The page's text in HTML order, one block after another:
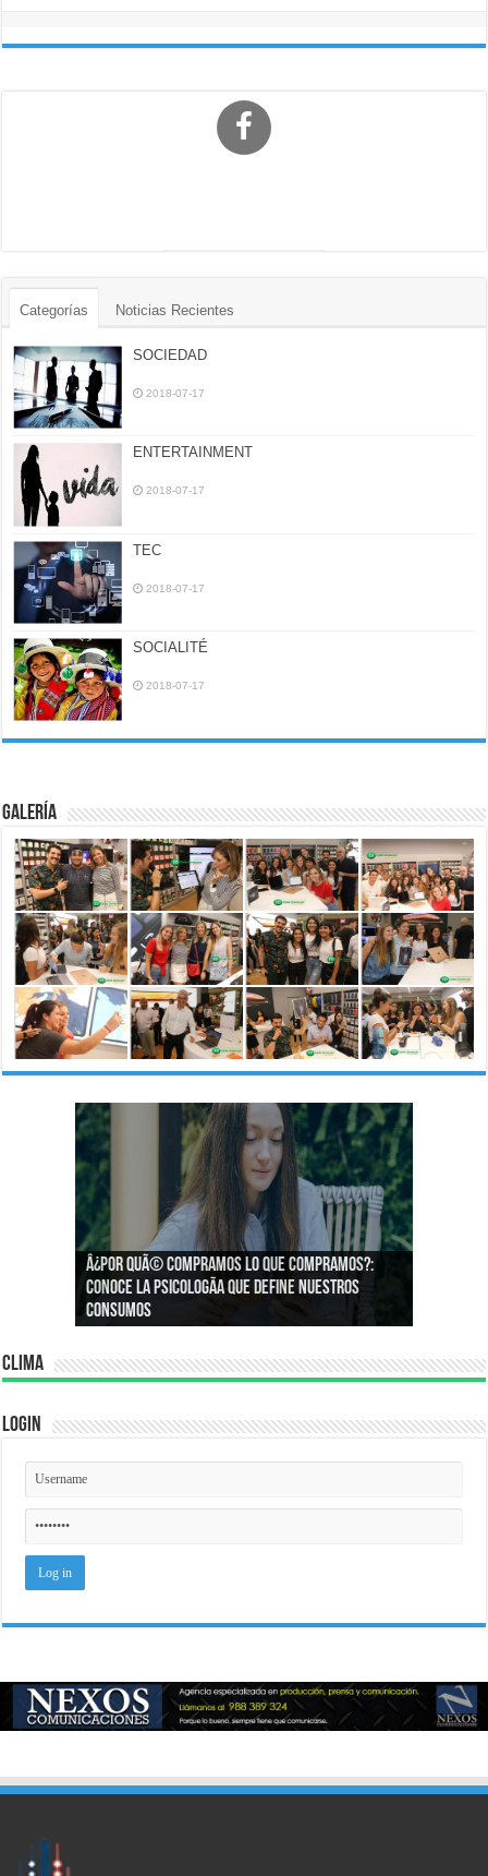
Categorías Noticias Recientes
SOCIEDAD
2018-07-17
ENTERTAINMENT
2018-07-17
TEC
2018-07-17
SOCIALITÉ
2018-07-17
Galería
Â¿CÃ³mo podemos asegurar un espacio de
igualdad en el trabajo?
Â¿Por quÃ© compramos lo que compramos?:
Conoce la psicologÃ­a que define nuestros
consumos
Clima
Login